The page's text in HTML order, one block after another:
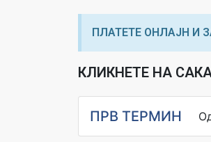
ПЛАТЕТЕ ОНЛАЈН И
КЛИКНЕТЕ НА
ПРВ ТЕРМИН